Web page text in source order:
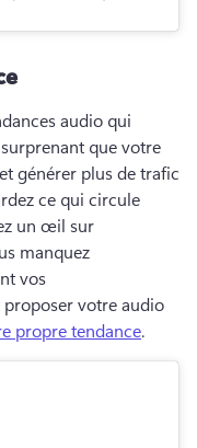
audio qui
que votre
générer plus de trafic
ce qui circule
un œil sur
manquez
vos
proposer votre audio
propre tendance.